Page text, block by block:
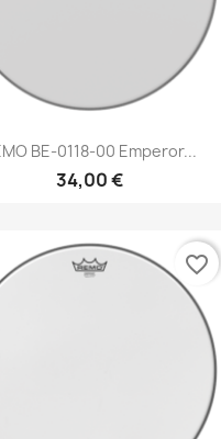
Brzi pregled
BE-0118-00 Emperor...
34,00 €
favorite_border